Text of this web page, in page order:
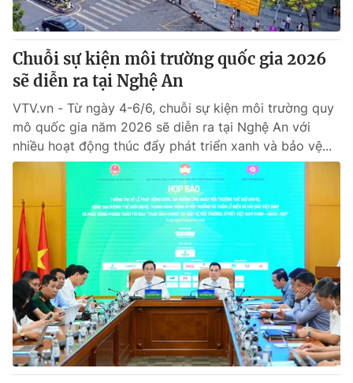
Chuỗi sự kiện môi trường quốc gia 2026
sẽ diễn ra tại Nghệ An
VTV.vn - Từ ngày 4-6/6, chuỗi sự kiện môi trường quy
mô quốc gia năm 2026 sẽ diễn ra tại Nghệ An với
nhiều hoạt động thúc đẩy phát triển xanh và bảo vệ...